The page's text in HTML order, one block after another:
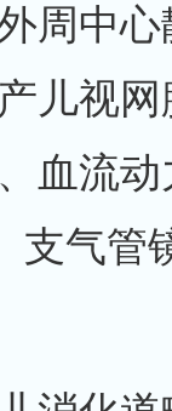
周中
儿视
血流
支气管